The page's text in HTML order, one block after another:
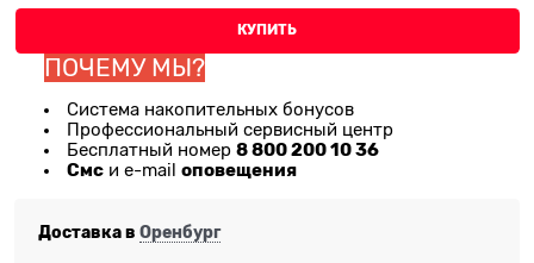
КУПИТЬ
ПОЧЕМУ МЫ?
Система накопительных бонусов
Профессиональный сервисный центр
Бесплатный номер 8 800 200 10 36
Смс и e-mail оповещения
Доставка в Оренбург